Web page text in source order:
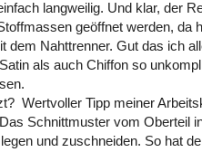
langweilig. Und klar, der
geöffnet werden, da
dem Nahttrenner. Gut das ich
als auch Chiffon so
Wertvoller Tipp meiner
Schnittmuster vom Oberteil
und zuschneiden. So hat